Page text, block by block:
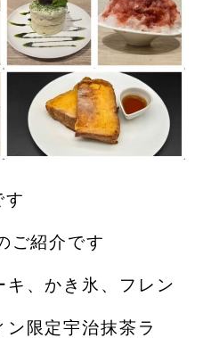
す
ご紹介です
、かき氷、フレン
限定宇治抹茶ラ